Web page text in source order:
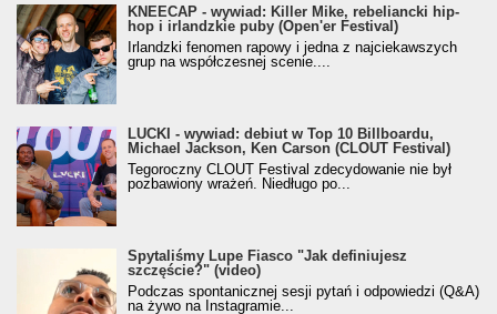
KNEECAP - wywiad: Killer Mike, rebeliancki hip-
hop i irlandzkie puby (Open'er Festival)
Irlandzki fenomen rapowy i jedna z najciekawszych
grup na współczesnej scenie....
LUCKI - wywiad: debiut w Top 10 Billboardu,
Michael Jackson, Ken Carson (CLOUT Festival)
Tegoroczny CLOUT Festival zdecydowanie nie był
pozbawiony wrażeń. Niedługo po...
Spytaliśmy Lupe Fiasco "Jak definiujesz
szczęście?" (video)
Podczas spontanicznej sesji pytań i odpowiedzi (Q&A)
na żywo na Instagramie...